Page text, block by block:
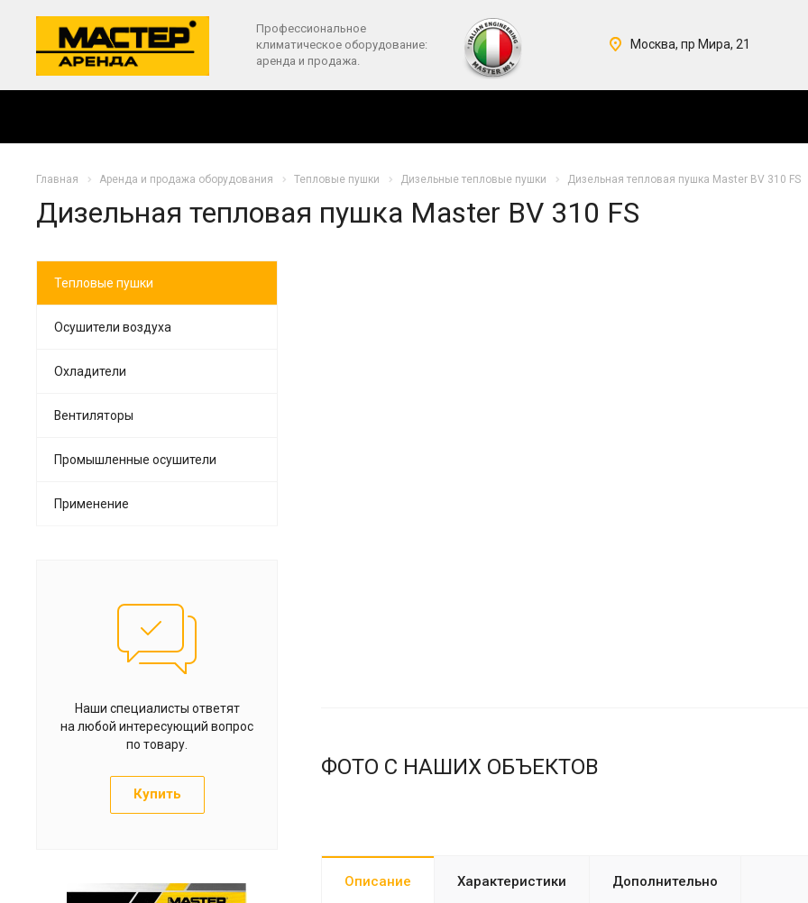
Профессиональное
климатическое оборудование:
аренда и продажа.
Москва, пр Мира, 21
Главная Аренда и продажа оборудования Тепловые пушки Дизельные тепловые пушки Дизельная тепловая пушка Master BV 310 FS
Дизельная тепловая пушка Master BV 310 FS
ФОТО С НАШИХ ОБЪЕКТОВ
Описание Характеристики Дополнительно
Тепловые пушки
Осушители воздуха
Охладители
Вентиляторы
Промышленные осушители
Применение
Наши специалисты ответят
на любой интересующий вопрос
по товару.
Купить